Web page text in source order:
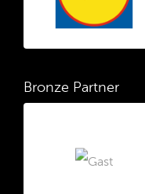
Bronze Partner